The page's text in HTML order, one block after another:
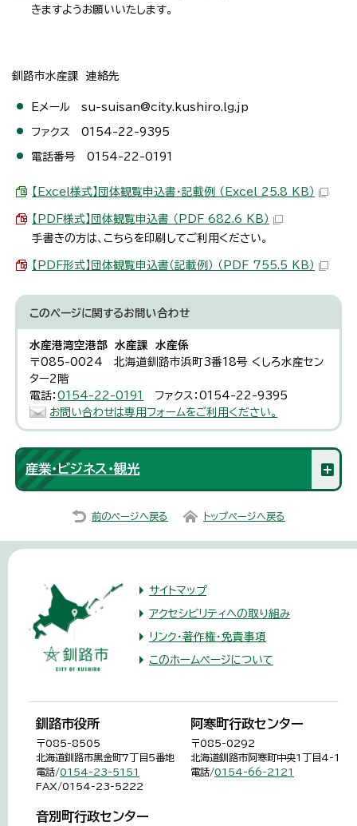
きますようお願いいたします。
釧路市水産課 連絡先
Eメール su-suisan@city.kushiro.lg.jp
ファクス 0154-22-9395
電話番号 0154-22-0191
【Excel様式】団体観覧申込書・記載例 （Excel 25.8 KB）
【PDF様式】団体観覧申込書 （PDF 682.6 KB）
手書きの方は、こちらを印刷してご利用ください。
【PDF形式】団体観覧申込書（記載例） （PDF 755.5 KB）
このページに関するお問い合わせ
水産港湾空港部 水産課 水産係
〒085-0024 北海道釧路市浜町3番18号 くしろ水産セン
ター2階
電話：0154-22-0191
ファクス：0154-22-9395
お問い合わせは専用フォームをご利用ください。
産業・ビジネス・観光
前のページへ戻る トップページへ戻る
サイトマップ
アクセシビリティへの取り組み
リンク・著作権・免責事項
このホームページについて
釧路市役所
〒085-8505
北海道釧路市黒金町7丁目5番地
電話/0154-23-5151
FAX/0154-23-5222
阿寒町行政センター
〒085-0292
北海道釧路市阿寒町中央1丁目4-1
電話/0154-66-2121
音別町行政センター